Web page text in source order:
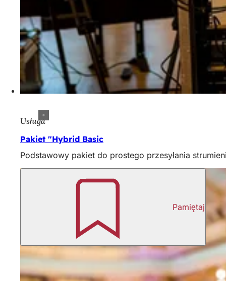
Usługa
Pakiet "Hybrid Basic
Podstawowy pakiet do prostego przesyłania
Pamiętaj